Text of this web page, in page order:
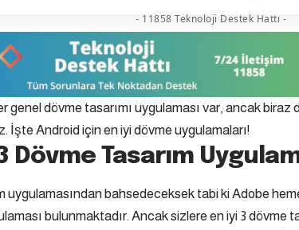
- 11858 Teknoloji Destek Hattı -
genel dövme tasarımı uygulaması var, ancak
İşte Android için en iyi dövme uygulamaları!
Dövme Tasarım
uygulamasından bahsedeceksek tabi ki Adobe
bulunmaktadır. Ancak sizlere en iyi 3 dövme